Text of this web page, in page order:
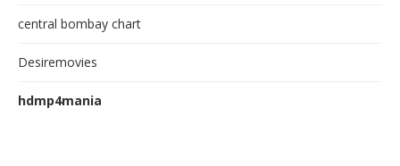
central bombay chart
Desiremovies
hdmp4mania